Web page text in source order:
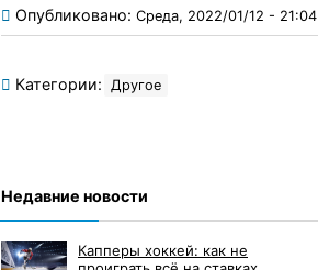
Опубликовано: Среда, 2022/01/12 - 21:04
Категории: Другое
Недавние новости
Капперы хоккей: как не